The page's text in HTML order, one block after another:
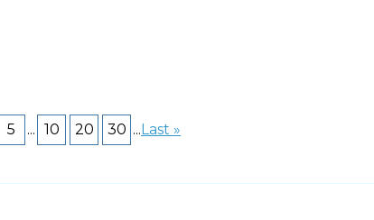
5 ... 10 20 30 ...Last »